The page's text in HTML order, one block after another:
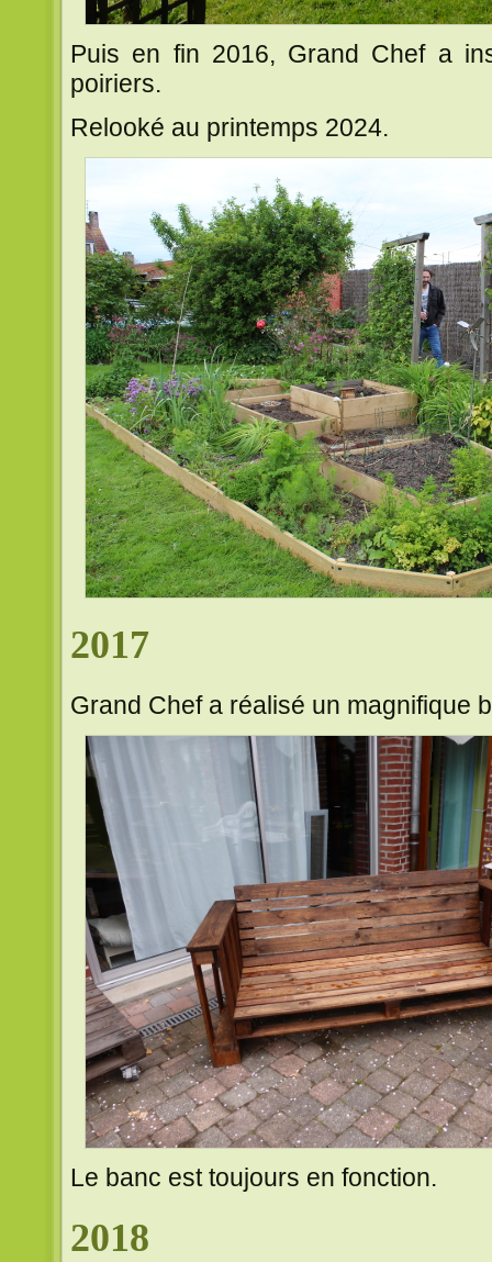
Puis en fin 2016, Grand Chef a
poiriers.
Relooké au printemps 2024.
2017
Grand Chef a réalisé un magnifique
Le banc est toujours en fonction.
2018